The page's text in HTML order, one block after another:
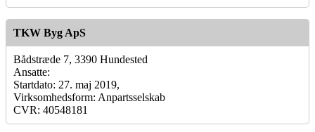
TKW Byg ApS
Bådstræde 7, 3390 Hundested
Ansatte:
Startdato: 27. maj 2019,
Virksomhedsform: Anpartsselskab
CVR: 40548181